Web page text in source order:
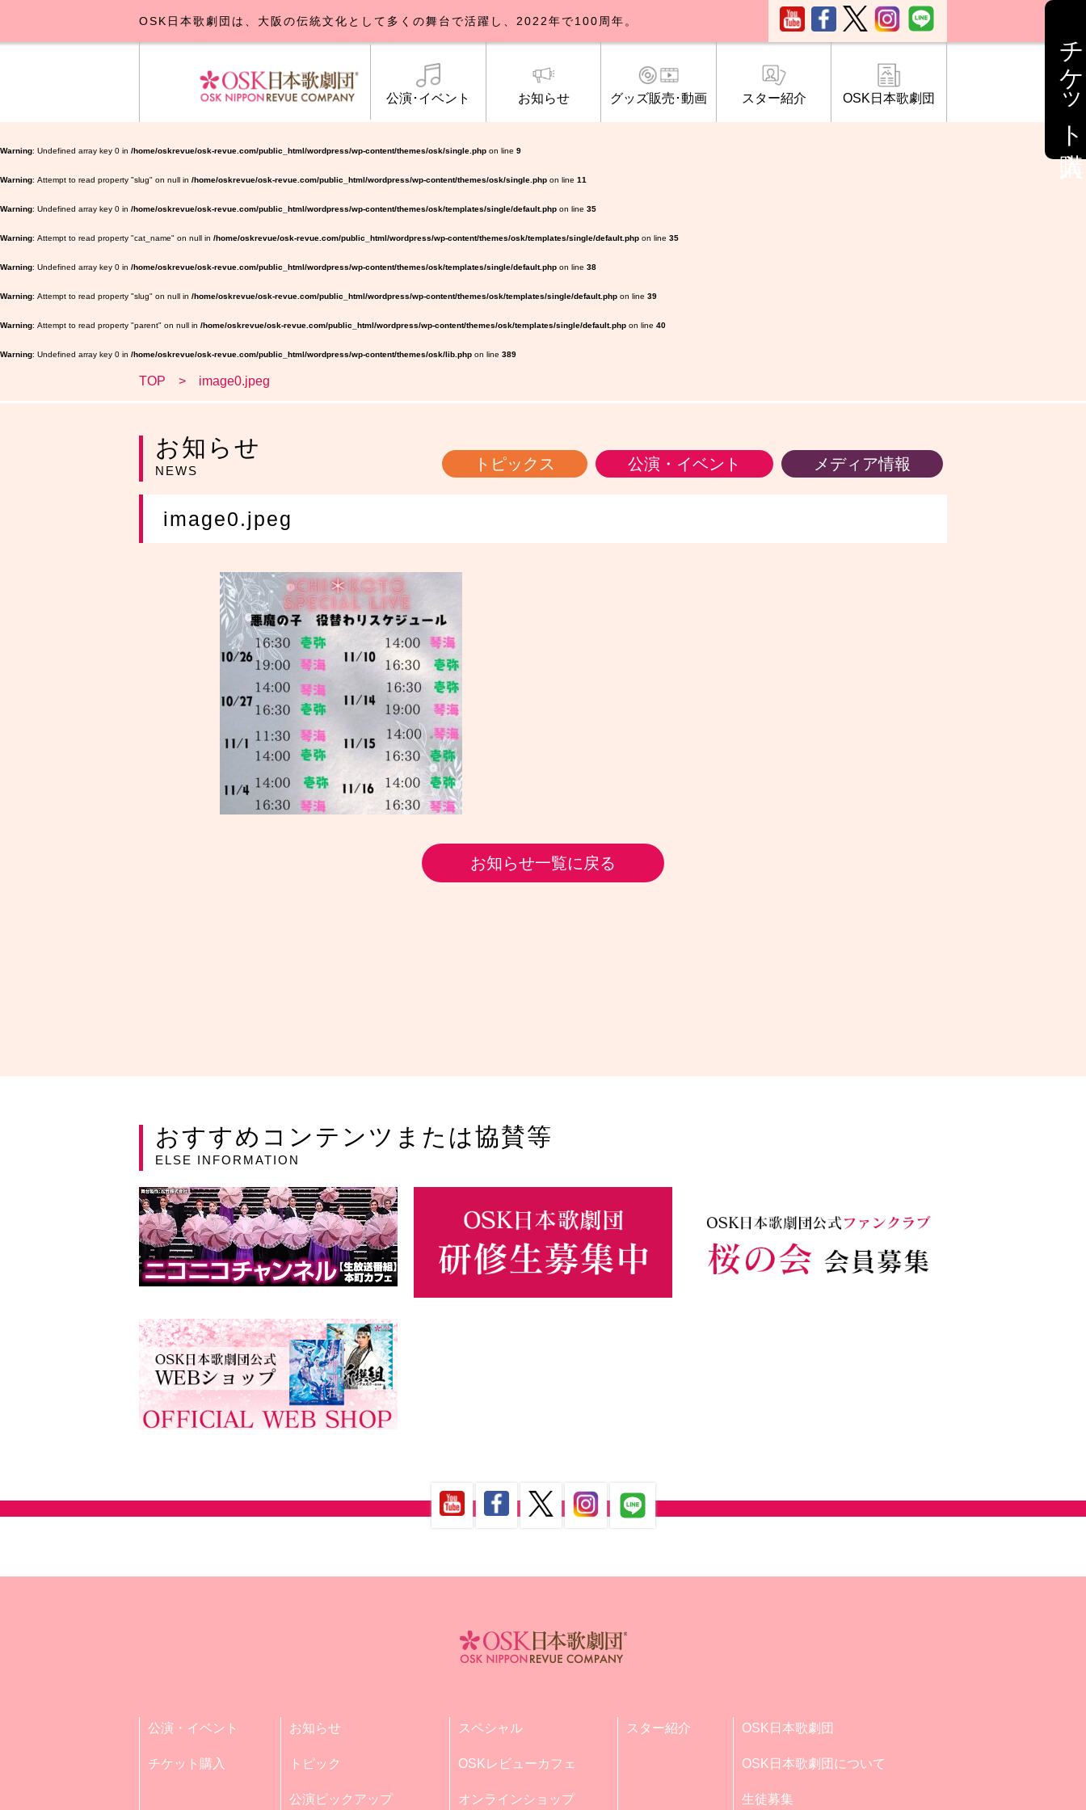
Warning : Undefined array key 0 in /home/oskrevue/osk-revue.com/public_html/wordpress/wp-content/themes/osk/single.php on line 9
Warning : Attempt to read property "slug" on null in /home/oskrevue/osk-revue.com/public_html/wordpress/wp-content/themes/osk/single.php on line 11
Warning : Undefined array key 0 in /home/oskrevue/osk-revue.com/public_html/wordpress/wp-content/themes/osk/templates/single/default.php on line 35
Warning : Attempt to read property "cat_name" on null in /home/oskrevue/osk-revue.com/public_html/wordpress/wp-content/themes/osk/templates/single/default.php on line 35
Warning : Undefined array key 0 in /home/oskrevue/osk-revue.com/public_html/wordpress/wp-content/themes/osk/templates/single/default.php on line 38
Warning : Attempt to read property "slug" on null in /home/oskrevue/osk-revue.com/public_html/wordpress/wp-content/themes/osk/templates/single/default.php on line 39
Warning : Attempt to read property "parent" on null in /home/oskrevue/osk-revue.com/public_html/wordpress/wp-content/themes/osk/templates/single/default.php on line 40
Warning : Undefined array key 0 in /home/oskrevue/osk-revue.com/public_html/wordpress/wp-content/themes/osk/lib.php on line 389
チケット購入
OSK日本歌劇団は、大阪の伝統文化として多くの舞台で活躍し、2022年で100周年。
公演･イベント
公演･イベント ブルックリンパーラー公演
お知らせ
お知らせ一覧 トピックス
グッズ販売･動画
公式グッズ販売
スター紹介 OSK日本歌劇団
OSK日本歌劇団について 研修生募集について
TOP image0.jpeg
お知らせ
NEWS トピックス 公演・イベント メディア情報
image0.jpeg
お知らせ一覧に戻る
おすすめコンテンツまたは協賛等
ELSE INFORMATION
公演・イベント
チケット購入
お知らせ
トピック
公演ピックアップ
スペシャル
OSKレビューカフェ
オンラインショップ
スター紹介 OSK日本歌劇団
OSK日本歌劇団について
生徒募集